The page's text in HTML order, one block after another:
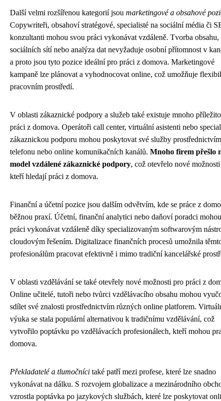
Další velmi rozšířenou kategorií jsou marketingové a obsahové
Copywriteři, obsahoví stratégové, specialisté na sociální média či
konzultanti mohou svou práci vykonávat vzdáleně. Tvorba obsahu,
sociálních sítí nebo analýza dat nevyžaduje osobní přítomnost v
a proto jsou tyto pozice ideální pro práci z domova. Marketingové
kampaně lze plánovat a vyhodnocovat online, což umožňuje
pracovním prostředí.
V oblasti zákaznické podpory a služeb také existuje mnoho
práci z domova. Operátoři call center, virtuální asistenti nebo
zákaznickou podporu mohou poskytovat své služby prostřednictvím
telefonu nebo online komunikačních kanálů. Mnoho firem přešlo
model vzdálené zákaznické podpory, což otevřelo nové
kteří hledají práci z domova.
Finanční a účetní pozice jsou dalším odvětvím, kde se práce z
běžnou praxí. Účetní, finanční analytici nebo daňoví poradci
práci vykonávat vzdáleně díky specializovaným softwarovým
cloudovým řešením. Digitalizace finančních procesů umožnila
profesionálům pracovat efektivně i mimo tradiční kancelářské
V oblasti vzdělávání se také otevřely nové možnosti pro práci z
Online učitelé, tutoři nebo tvůrci vzdělávacího obsahu mohou
sdílet své znalosti prostřednictvím různých online platforem.
výuka se stala populární alternativou k tradičnímu vzdělávání, což
vytvořilo poptávku po vzdělávacích profesionálech, kteří mohou
domova.
Překladatelé a tlumočníci také patří mezi profese, které lze snadno
vykonávat na dálku. S rozvojem globalizace a mezinárodního
vzrostla poptávka po jazykových službách, které lze poskytovat